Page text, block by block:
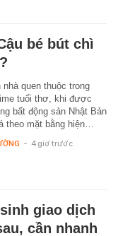
bé bút chì
nhà quen thuộc trong
tuổi thơ, khi được
bất động sản Nhật Bản
theo mặt bằng hiện…
- 4 giờ trước
giao dịch
cần nhanh